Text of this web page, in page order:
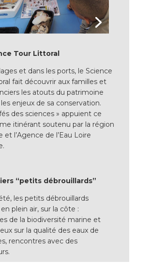
Tour Littoral
et dans les ports, le Science
fait découvrir aux familles et
les atouts du patrimoine
enjeux de sa conservation.
des sciences » appuient ce
itinérant soutenu par la région
et l’Agence de l’Eau Loire
“petits débrouillards”
les petits débrouillards
plein air, sur la côte :
de la biodiversité marine et
sur la qualité des eaux de
rencontres avec des